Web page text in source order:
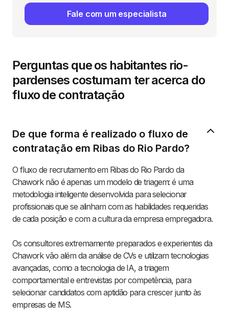
Perguntas que os habitantes rio-
pardenses costumam ter acerca do
fluxo de contratação
De que forma é realizado o fluxo de
contratação em Ribas do Rio Pardo?
O fluxo de recrutamento em Ribas do Rio Pardo da
Chawork não é apenas um modelo de triagem: é uma
metodologia inteligente desenvolvida para selecionar
profissionais que se alinham com as habilidades requeridas
de cada posição e com a cultura da empresa empregadora.
Os consultores extremamente preparados e experientes da
Chawork vão além da análise de CVs e utilizam tecnologias
avançadas, como a tecnologia de IA, a triagem
comportamental e entrevistas por competência, para
selecionar candidatos com aptidão para crescer junto às
empresas de MS.
Fale com um especialista